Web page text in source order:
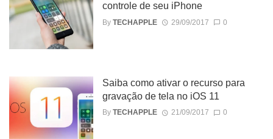
controle de seu iPhone
By TECHAPPLE 29/09/2017 0
Saiba como ativar o recurso para
gravação de tela no iOS 11
By TECHAPPLE 21/09/2017 0